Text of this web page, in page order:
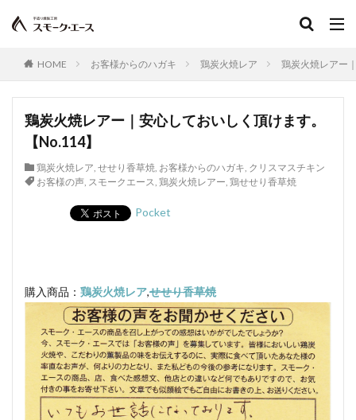
シューソーセージ
鶏炭火焼レア－
スモークソフトベーコン
ボジョレーセット
鶏ガーリックフランク
検索
HOME お客様からのハガキ 鶏炭火焼レア 鶏炭火焼レアー
鶏炭火焼レアー｜安心しておいしく頂けます。
【No.114】
鶏炭火焼レア, せせり香草焼, お客様からのハガキ, クリスマスチキン
お客様の声, スモークエース, 鶏炭火焼レアー, 鶏せせり香草焼
Pocket
購入商品： 鶏炭火焼レア,せせり香草焼